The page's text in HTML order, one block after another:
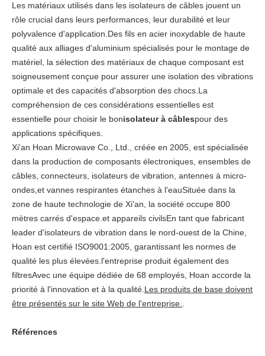
Les matériaux utilisés dans les isolateurs de câbles jouent un
rôle crucial dans leurs performances, leur durabilité et leur
polyvalence d'application.Des fils en acier inoxydable de haute
qualité aux alliages d'aluminium spécialisés pour le montage de
matériel, la sélection des matériaux de chaque composant est
soigneusement conçue pour assurer une isolation des vibrations
optimale et des capacités d'absorption des chocs.La
compréhension de ces considérations essentielles est
essentielle pour choisir le bonisolateur à câblespour des
applications spécifiques.
Xi'an Hoan Microwave Co., Ltd., créée en 2005, est spécialisée
dans la production de composants électroniques, ensembles de
câbles, connecteurs, isolateurs de vibration, antennes à micro-
ondes,et vannes respirantes étanches à l'eauSituée dans la
zone de haute technologie de Xi'an, la société occupe 800
mètres carrés d'espace.et appareils civilsEn tant que fabricant
leader d'isolateurs de vibration dans le nord-ouest de la Chine,
Hoan est certifié ISO9001:2005, garantissant les normes de
qualité les plus élevées.l'entreprise produit également des
filtresAvec une équipe dédiée de 68 employés, Hoan accorde la
priorité à l'innovation et à la qualité. Les produits de base doivent
être présentés sur le site Web de l'entreprise.
Références